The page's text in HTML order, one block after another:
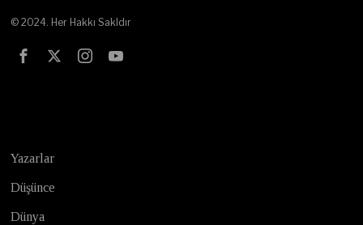
© 2024. Her Hakkı Sakldır
Yazarlar
Düşünce
Dünya